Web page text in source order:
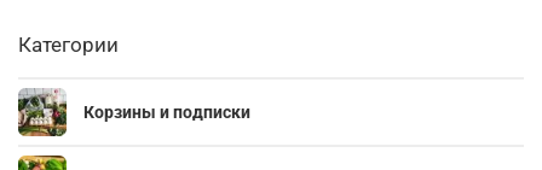
Категории
Корзины и подписки